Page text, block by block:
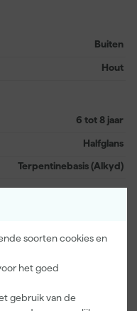
soorten cookies en
het goed
gebruik van de
Buiten
Hout
6 tot 8 jaar
Halfglans
Terpentinebasis (Alkyd)